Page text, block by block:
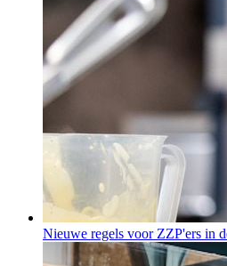
Nieuwe regels voor ZZP'ers in